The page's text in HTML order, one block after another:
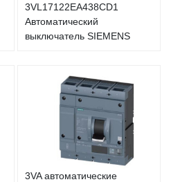
3VL17122EA438CD1
Автоматический
выключатель SIEMENS
3VA автоматические